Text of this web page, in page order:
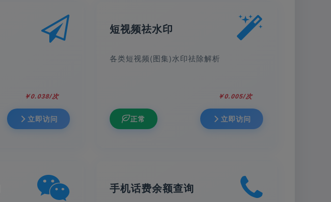
￥0.038/次
立即访问
短视频祛水印
各类短视频(图集)水印祛除解析
￥0.005/次
正常 立即访问
手机话费余额查询